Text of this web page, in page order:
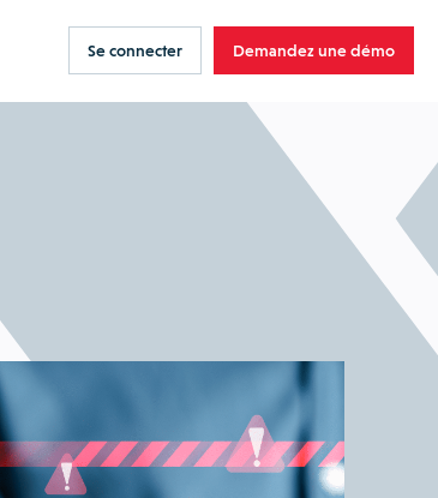
Se connecter Demandez une démo